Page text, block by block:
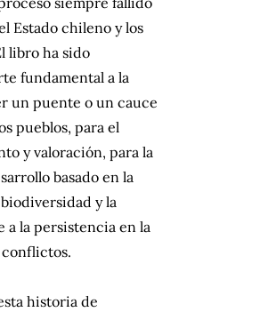
Estado chileno y los
libro ha sido
fundamental a la
un puente o un cauce
pueblos, para el
y valoración, para la
basado en la
y la
a la persistencia en la
historia de